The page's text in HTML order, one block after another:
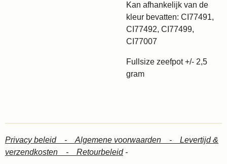
Kan afhankelijk van de
kleur bevatten: CI77491,
CI77492, CI77499,
CI77007
Fullsize zeefpot +/- 2,5
gram
Privacy beleid - Algemene voorwaarden - Levertijd &
verzendkosten - Retourbeleid-